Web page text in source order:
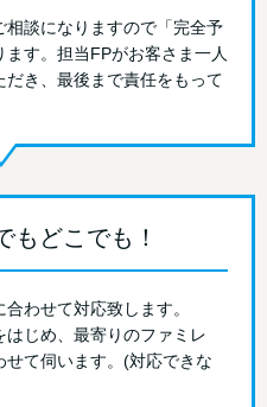
談になりますので「完全予
す。担当FPがお客さま一人
き、最後まで責任をもって
もどこでも！
わせて対応致します。
じめ、最寄りのファミレ
せて伺います。(対応できな